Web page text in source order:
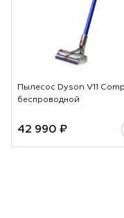
Пылесос Dyson V11
беспроводной
42 990 ₽